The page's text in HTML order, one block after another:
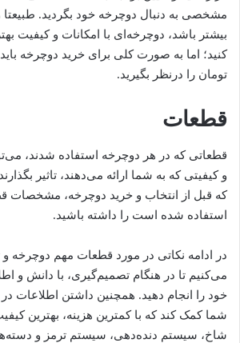
مشخصی به دنبال دوچرخه خود بگردید.
بیشتر باشد، دوچرخه‌ای با امکانات و کیفیت
تومان را درنظر بگیرید.
قطعات
قطعاتی که در هر دوچرخه استفاده شدند،
و کیفیتی که به شما ارائه می‌دهند، تاثیر
که قبل از انتخاب و خرید دوچرخه، مشخصات
استفاده شده است را داشته باشید.
در ادامه نکاتی در مورد قطعات مهم دوچرخه و
می‌کنیم تا در هنگام تصمیم‌گیری، با دانش و
خود را انجام دهید. همچنین داشتن اطلاعات در
شما کمک کند که با کمترین هزینه، بهترین
شاخ، سیستم دنده‌دهی، سیستم ترمز و